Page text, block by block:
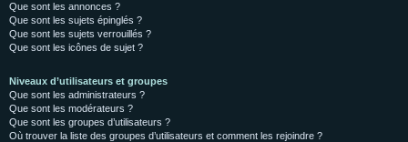
Que sont les annonces ?
Que sont les sujets épinglés ?
Que sont les sujets verrouillés ?
Que sont les icônes de sujet ?
Niveaux d’utilisateurs et groupes
Que sont les administrateurs ?
Que sont les modérateurs ?
Que sont les groupes d’utilisateurs ?
Où trouver la liste des groupes d’utilisateurs et comment les rejoindre ?